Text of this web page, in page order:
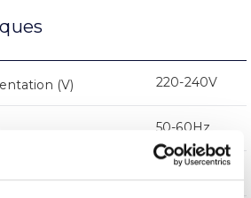
(V) 220-240V
50-60Hz
670mA